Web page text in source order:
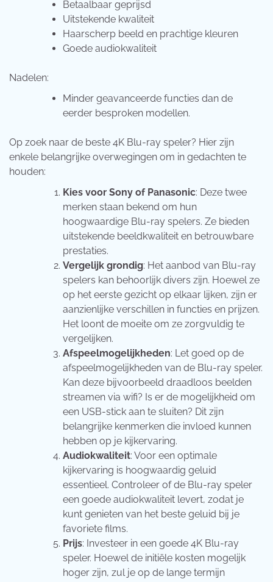
Betaalbaar geprijsd
Uitstekende kwaliteit
Haarscherp beeld en prachtige kleuren
Goede audiokwaliteit
Nadelen:
Minder geavanceerde functies dan de
eerder besproken modellen.
Op zoek naar de beste 4K Blu-ray speler? Hier zijn
enkele belangrijke overwegingen om in gedachten te
houden:
Kies voor Sony of Panasonic: Deze twee
merken staan bekend om hun
hoogwaardige Blu-ray spelers. Ze bieden
uitstekende beeldkwaliteit en betrouwbare
prestaties.
Vergelijk grondig: Het aanbod van Blu-ray
spelers kan behoorlijk divers zijn. Hoewel ze
op het eerste gezicht op elkaar lijken, zijn er
aanzienlijke verschillen in functies en prijzen.
Het loont de moeite om ze zorgvuldig te
vergelijken.
Afspeelmogelijkheden: Let goed op de
afspeelmogelijkheden van de Blu-ray speler.
Kan deze bijvoorbeeld draadloos beelden
streamen via wifi? Is er de mogelijkheid om
een USB-stick aan te sluiten? Dit zijn
belangrijke kenmerken die invloed kunnen
hebben op je kijkervaring.
Audiokwaliteit: Voor een optimale
kijkervaring is hoogwaardig geluid
essentieel. Controleer of de Blu-ray speler
een goede audiokwaliteit levert, zodat je
kunt genieten van het beste geluid bij je
favoriete films.
Prijs: Investeer in een goede 4K Blu-ray
speler. Hoewel de initiële kosten mogelijk
hoger zijn, zul je op de lange termijn